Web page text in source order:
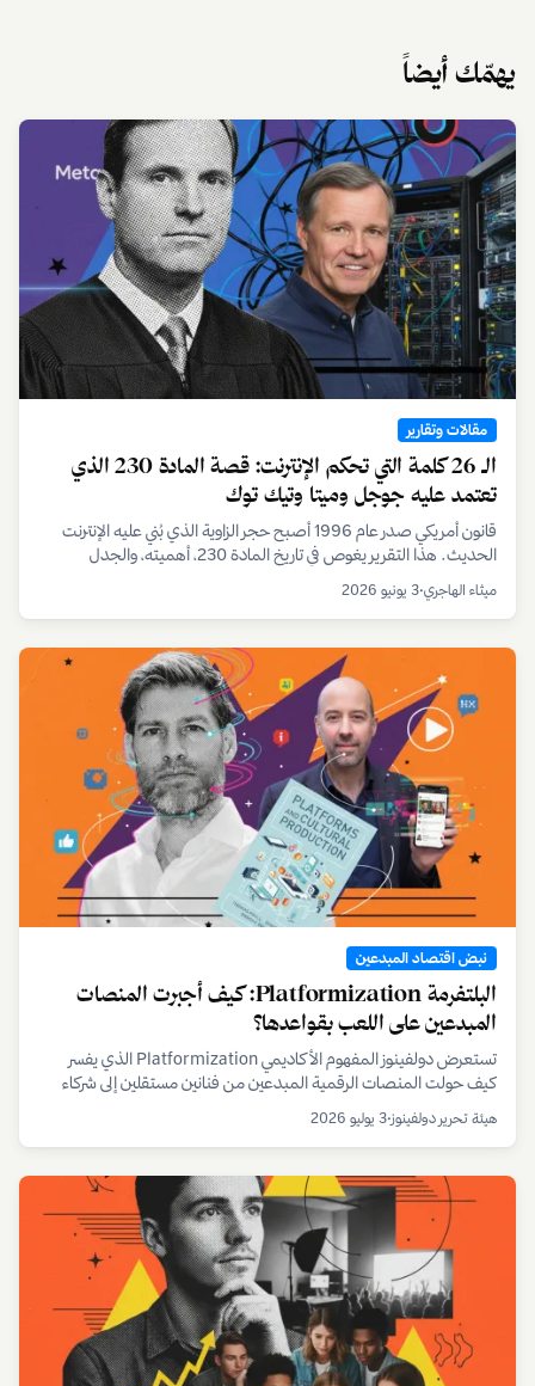
يهمّك أيضاً
مقالات وتقارير
الـ 26 كلمة التي تحكم الإنترنت: قصة المادة 230 الذي
تعتمد عليه جوجل وميتا وتيك توك
قانون أمريكي صدر عام 1996 أصبح حجر الزاوية الذي بُني عليه الإنترنت
الحديث. هذا التقرير يغوص في تاريخ المادة 230، أهميته، والجدل
ميثاء الهاجري•3 يونيو 2026
نبض اقتصاد المبدعين
البلتفرمة Platformization: كيف أجبرت المنصات
المبدعين على اللعب بقواعدها؟
تستعرض دولفينوز المفهوم الأكاديمي Platformization الذي يفسر
كيف حولت المنصات الرقمية المبدعين من فنانين مستقلين إلى شركاء
صناع المحتوى في الخليج.
هيئة تحرير دولفينوز•3 يوليو 2026